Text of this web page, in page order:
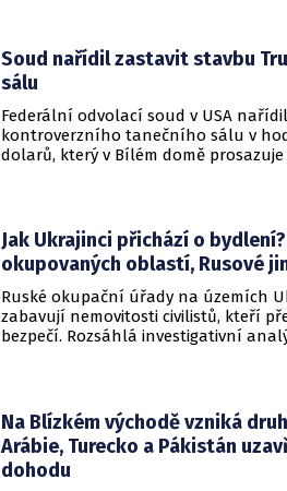
Soud nařídil zastavit stavbu
sálu
Federální odvolací soud v USA
kontroverzního tanečního sálu v
dolarů, který v Bílém domě
Jak Ukrajinci přichází o
okupovaných oblastí, Rusové
Ruské okupační úřady na územích
zabavují nemovitosti civilistů, kteří
bezpečí. Rozsáhlá investigativní
Na Blízkém východě vzniká
Arábie, Turecko a Pákistán
dohodu